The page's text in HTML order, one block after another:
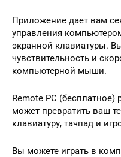
Приложение дает вам
управления
экранной клавиатуры.
чувствительность и
компьютерной мыши.
Remote PC
может превратить ваш
клавиатуру, тачпад и
Вы можете играть в